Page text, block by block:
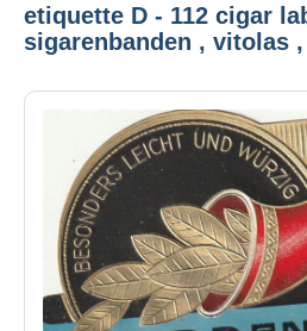
etiquette D - 112 cigar
sigarenbanden , vitolas